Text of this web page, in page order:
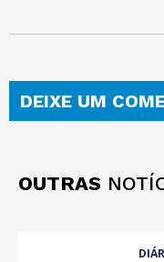
DEIXE UM
OUTRAS